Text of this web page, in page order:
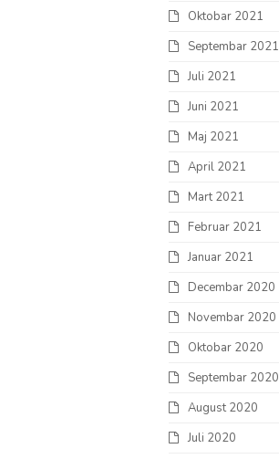
Oktobar 2021
Septembar 2021
Juli 2021
Juni 2021
Maj 2021
April 2021
Mart 2021
Februar 2021
Januar 2021
Decembar 2020
Novembar 2020
Oktobar 2020
Septembar 2020
August 2020
Juli 2020